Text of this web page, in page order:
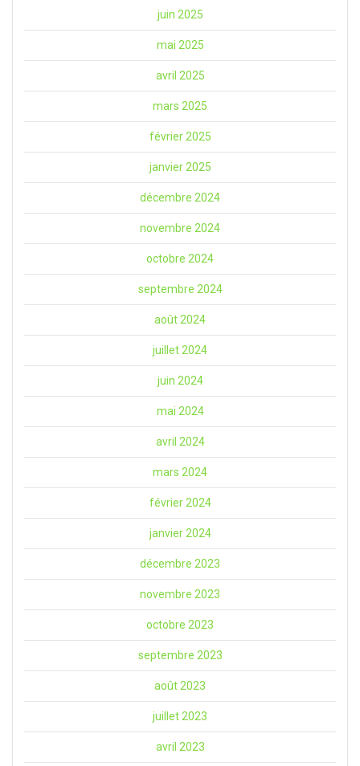
juin 2025
mai 2025
avril 2025
mars 2025
février 2025
janvier 2025
décembre 2024
novembre 2024
octobre 2024
septembre 2024
août 2024
juillet 2024
juin 2024
mai 2024
avril 2024
mars 2024
février 2024
janvier 2024
décembre 2023
novembre 2023
octobre 2023
septembre 2023
août 2023
juillet 2023
avril 2023